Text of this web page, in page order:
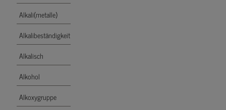
Alkali(metalle)
Alkalibeständigkeit
Alkalisch
Alkohol
Alkoxygruppe